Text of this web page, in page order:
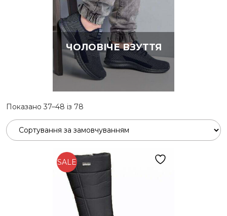
ЧОЛОВІЧЕ ВЗУТТЯ
Показано 37–48 із 78
SALE